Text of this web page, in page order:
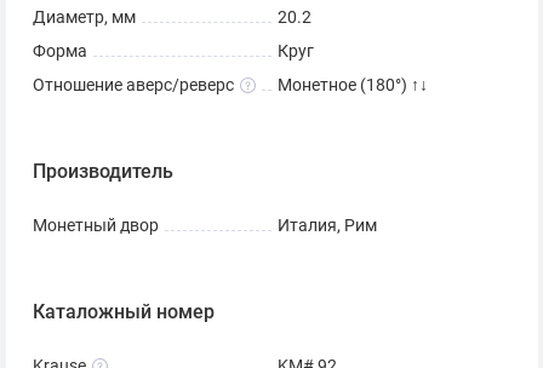
Диаметр, мм
20.2
Форма
Круг
Отношение аверс/реверс
Монетное (180°) ↑↓
Производитель
Монетный двор Италия, Рим
Каталожный номер